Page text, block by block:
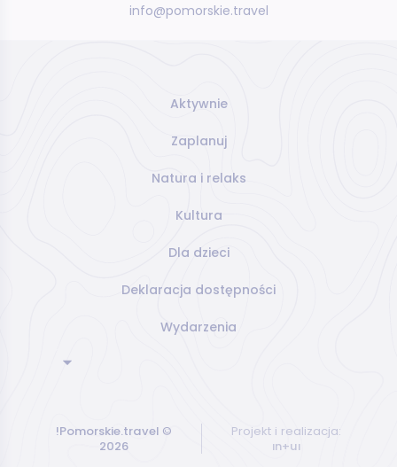
info@pomorskie.travel
Aktywnie
Zaplanuj
Natura i relaks
Kultura
Dla dzieci
Deklaracja dostępności
Wydarzenia
!Pomorskie.travel ©
2026
Projekt i realizacja:
ın+uı